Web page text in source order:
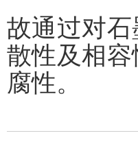
故通过对
散性及相
腐性。